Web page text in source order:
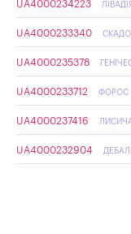
UA4000234223
UA4000233340
UA4000235378
UA4000233712 ФОРОС
UA4000237416
UA4000232904